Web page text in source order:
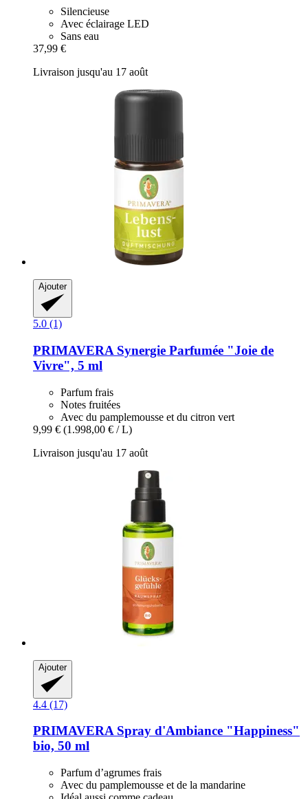
Silencieuse
Avec éclairage LED
Sans eau
37,99 €
Livraison jusqu'au 17 août
Ajouter
5.0 (1)
PRIMAVERA Synergie Parfumée "Joie de
Vivre", 5 ml
Parfum frais
Notes fruitées
Avec du pamplemousse et du citron vert
9,99 € (1.998,00 € / L)
Livraison jusqu'au 17 août
Ajouter
4.4 (17)
PRIMAVERASpray d'Ambiance "Happiness"
bio, 50 ml
Parfum d’agrumes frais
Avec du pamplemousse et de la mandarine